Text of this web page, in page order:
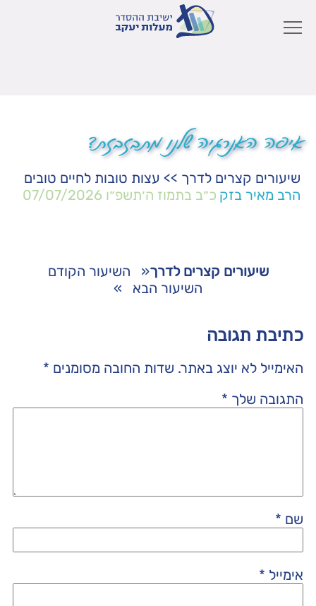
איפה האנרגיה שלנו מתבזבזת?
שיעורים קצרים לדרך >> עצות טובות לחיים טובים
הרב מאיר בזק כ״ב בתמוז ה׳תשפ״ו 07/07/2026
שיעורים קצרים לדרך« השיעור הקודם
השיעור הבא »
כתיבת תגובה
האימייל לא יוצג באתר. שדות החובה מסומנים *
התגובה שלך *
שם *
אימייל *